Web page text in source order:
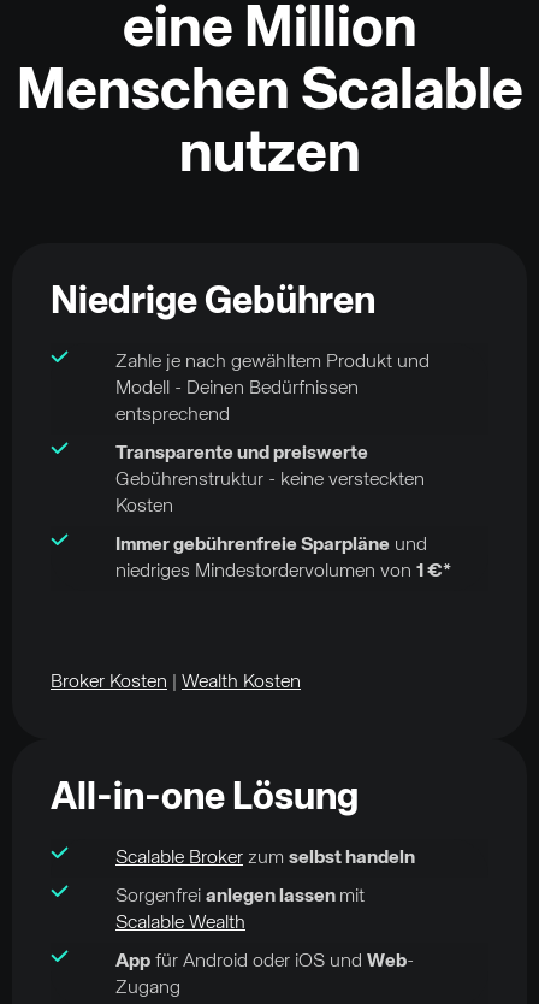
eine Million
Menschen Scalable
nutzen
Niedrige Gebühren
Zahle je nach gewähltem Produkt und
Modell - Deinen Bedürfnissen
entsprechend
Transparente und preiswerte
Gebührenstruktur - keine versteckten
Kosten
Immer gebührenfreie Sparpläne und
niedriges Mindestordervolumen von 1 €*
Broker Kosten Wealth Kosten
All-in-one Lösung
Scalable Broker zum selbst handeln
Sorgenfrei anlegen lassen mit
Scalable Wealth
App für Android oder iOS und Web-
Zugang